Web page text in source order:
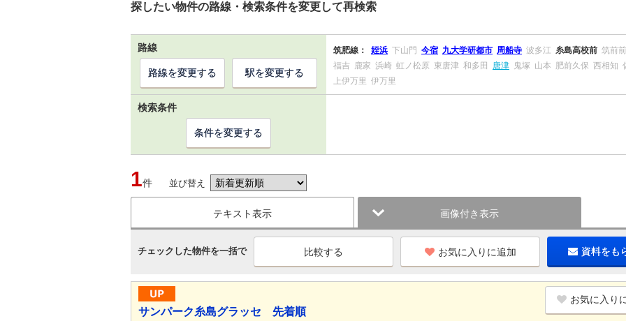
探したい物件の路線・検索条件を変更して再検索
路線 筑肥線： 姪浜 下山門 今宿 九大学研都市 周船寺 波多江 糸島高校前 筑前
福吉 鹿家 浜崎 虹ノ松原 東唐津 和多田 唐津 鬼塚 山本 肥前久保 西相知
上伊万里 伊万里
路線を変更する 駅を変更する
検索条件
条件を変更する
1件 並び替え
テキスト表示 画像付き表示
チェックした物件を一括で お気に入りに追加 資料をも
サンパーク糸島グラッセ 先着順
お気に入り